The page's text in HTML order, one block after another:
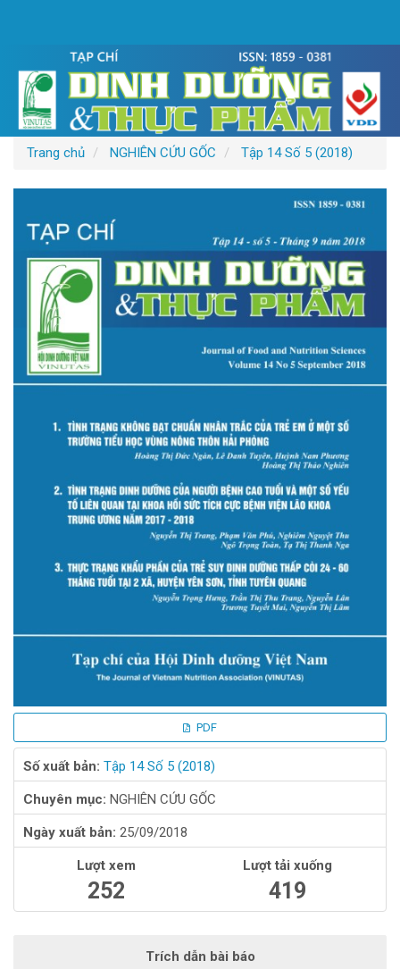
dung
chính
Thanh
bên
Trang chủ
NGHIÊN CỨU GỐC Tập 14 Số 5 (2018)
bên
bài
viết
PDF
Số xuất bản: Tập 14 Số 5 (2018)
Chuyên mục: NGHIÊN CỨU GỐC
Ngày xuất bản: 25/09/2018
Lượt xem
252
Lượt tải xuống
419
Trích dẫn bài báo